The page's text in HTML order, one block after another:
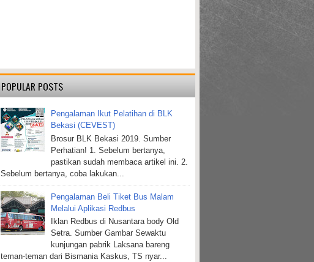
POPULAR POSTS
Pengalaman Ikut Pelatihan di BLK
Bekasi (CEVEST)
Brosur BLK Bekasi 2019. Sumber
Perhatian! 1. Sebelum bertanya,
pastikan sudah membaca artikel ini. 2.
Sebelum bertanya, coba lakukan...
Pengalaman Beli Tiket Bus Malam
Melalui Aplikasi Redbus
Iklan Redbus di Nusantara body Old
Setra. Sumber Gambar Sewaktu
kunjungan pabrik Laksana bareng
teman-teman dari Bismania Kaskus, TS nyar...